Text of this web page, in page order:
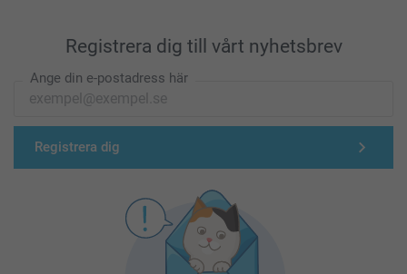
Registrera dig till vårt nyhetsbrev
Ange din e-postadress här
Registrera dig